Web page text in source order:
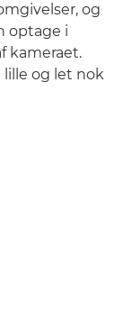
og
optage i
kameraet.
lille og let nok